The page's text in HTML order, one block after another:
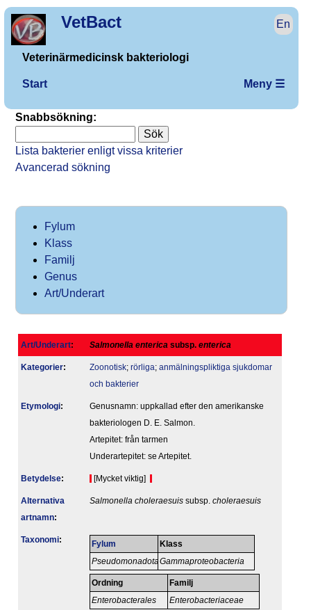
VetBact En
Veterinärmedicinsk bakteriologi
Start Meny ☰
Snabbsökning:
Lista bakterier enligt vissa kriterier
Avancerad sökning
Fylum
Klass
Familj
Genus
Art/Underart
Art/Underart: Salmonella enterica subsp. enterica
Kategorier: Zoonotisk; rörliga; anmälningspliktiga sjukdomar
och bakterier
Etymologi:
Genusnamn: uppkallad efter den amerikanske
bakteriologen D. E. Salmon.
Artepitet: från tarmen
Underartepitet: se Artepitet.
Betydelse: [Mycket viktig]
Alternativa
artnamn:
Salmonella choleraesuis subsp. choleraesuis
Taxonomi: Fylum
Pseudomonadota
Klass
Gammaproteobacteria
Ordning
Enterobacterales
Familj
Enterobacteriaceae